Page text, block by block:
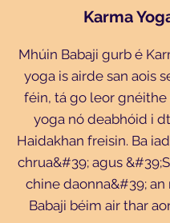
Karma
Mhúin Babaji gurb é
yoga is airde san aois
féin, tá go leor gnéithe
yoga nó deabhóid i
Haidakhan freisin. Ba
chrua&#39; agus
chine daonna&#39; an
Babaji béim air thar